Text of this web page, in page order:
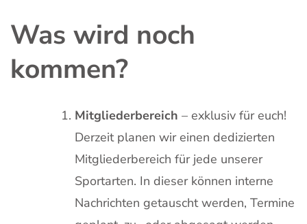
Was wird noch
kommen?
Mitgliederbereich – exklusiv für euch!
Derzeit planen wir einen dedizierten
Mitgliederbereich für jede unserer
Sportarten. In dieser können interne
Nachrichten getauscht werden, Termine